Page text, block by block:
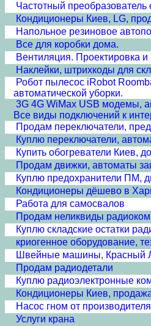
Частотный преобразователь
Кондиционеры Киев, LG,
Напольное резиновое
Все для коробки дома.
Вентиляция. Проектировка
Наклейки, штрихкоды для
Робот пылесос iRobot
автоматической уборки.
3G 4G WiMax USB модемы,
Все виды подключений к
Продам переключатели,
Куплю переключатели,
Купить обогреватели Киев,
Продам движки, автоматы
Куплю предохранители ПМ,
Кондиционеры дёшево в
Работа для самосвалов
Продам неликвиды
Куплю складские остатки
криогенное оборудование,
Швейные машины, Красный
Продам радиодетали
Куплю радиоэлектронные
Кондиционеры Киев,
Насос гном от производителя
Услуги крана